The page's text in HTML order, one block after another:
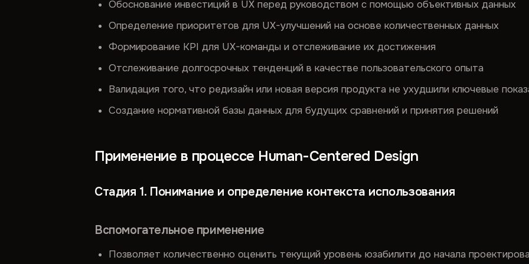
Обоснование инвестиций в UX перед руководством с помощью объективных данных
Определение приоритетов для UX-улучшений на основе количественных данных
Формирование KPI для UX-команды и отслеживание их достижения
Отслеживание долгосрочных тенденций в качестве пользовательского опыта
Валидация того, что редизайн или новая версия продукта не ухудшили ключевые
Создание нормативной базы данных для будущих сравнений и принятия решений
Применение в процессе Human-Centered Design
Стадия 1. Понимание и определение контекста использования
Вспомогательное применение
Позволяет количественно оценить текущий уровень юзабилити до начала